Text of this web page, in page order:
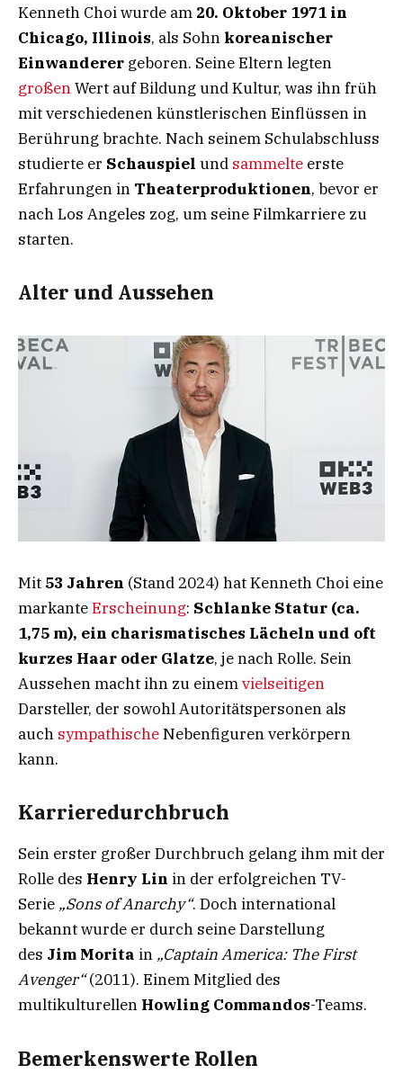
Kenneth Choi wurde am 20. Oktober 1971 in
Chicago, Illinois, als Sohn koreanischer
Einwanderer geboren. Seine Eltern legten
großenWert auf Bildung und Kultur, was ihn früh
mit verschiedenen künstlerischen Einflüssen in
Berührung brachte. Nach seinem Schulabschluss
studierte er Schauspiel und sammelte erste
Erfahrungen in Theaterproduktionen, bevor er
nach Los Angeles zog, um seine Filmkarriere zu
starten.
Alter und Aussehen
Mit 53 Jahren (Stand 2024) hat Kenneth Choi eine
markanteErscheinung: Schlanke Statur (ca.
1,75 m), ein charismatisches Lächeln und oft
kurzes Haar oder Glatze, je nach Rolle. Sein
Aussehen macht ihn zu einemvielseitigen
Darsteller, der sowohl Autoritätspersonen als
auch sympathischeNebenfiguren verkörpern
kann.
Karrieredurchbruch
Sein erster großer Durchbruch gelang ihm mit der
Rolle des Henry Lin in der erfolgreichen TV-
Serie „Sons of Anarchy“. Doch international
bekannt wurde er durch seine Darstellung
des Jim Morita in „Captain America: The First
Avenger“(2011). Einem Mitglied des
multikulturellen Howling Commandos-Teams.
Bemerkenswerte Rollen